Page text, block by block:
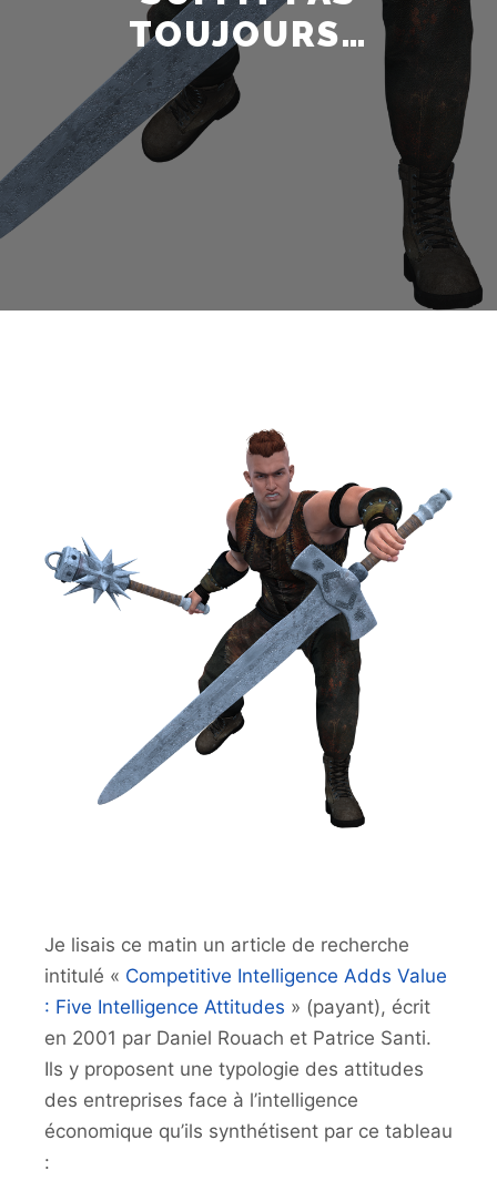
TOUJOURS…
Je lisais ce matin un article de recherche
intitulé « Competitive Intelligence Adds Value
: Five Intelligence Attitudes » (payant), écrit
en 2001 par Daniel Rouach et Patrice Santi.
Ils y proposent une typologie des attitudes
des entreprises face à l’intelligence
économique qu’ils synthétisent par ce tableau
: